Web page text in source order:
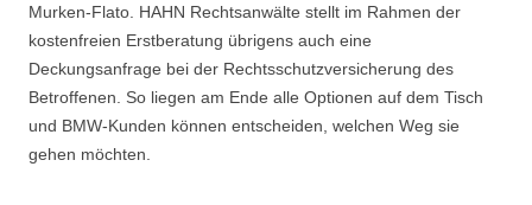
Murken-Flato. HAHN Rechtsanwälte stellt im Rahmen der
kostenfreien Erstberatung übrigens auch eine
Deckungsanfrage bei der Rechtsschutzversicherung des
Betroffenen. So liegen am Ende alle Optionen auf dem Tisch
und BMW-Kunden können entscheiden, welchen Weg sie
gehen möchten.